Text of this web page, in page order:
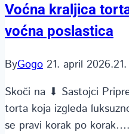
Voćna kraljica
voćna poslastica
ByGogo 21. april 2026.
Skoči na ⬇ Sastojci
torta koja izgleda
se pravi korak po korak….